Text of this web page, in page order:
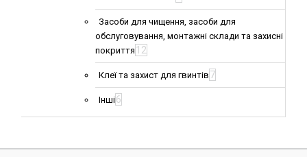
Засоби для чищення, засоби для
обслуговування, монтажні склади та захисні
покриття 12
Клеї та захист для гвинтів 7
Інші6